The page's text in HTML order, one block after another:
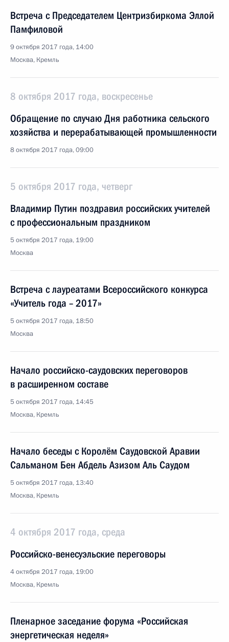
Встреча с Председателем Центризбиркома Эллой
Памфиловой
9 октября 2017 года, 14:00
Москва, Кремль
8 октября 2017 года, воскресенье
Обращение по случаю Дня работника сельского
хозяйства и перерабатывающей промышленности
8 октября 2017 года, 09:00
5 октября 2017 года, четверг
Владимир Путин поздравил российских учителей
с профессиональным праздником
5 октября 2017 года, 19:00
Москва
Встреча с лауреатами Всероссийского конкурса
«Учитель года – 2017»
5 октября 2017 года, 18:50
Москва
Начало российско-саудовских переговоров
в расширенном составе
5 октября 2017 года, 14:45
Москва, Кремль
Начало беседы с Королём Саудовской Аравии
Сальманом Бен Абдель Азизом Аль Саудом
5 октября 2017 года, 13:40
Москва, Кремль
4 октября 2017 года, среда
Российско-венесуэльские переговоры
4 октября 2017 года, 19:00
Москва, Кремль
Пленарное заседание форума «Российская
энергетическая неделя»